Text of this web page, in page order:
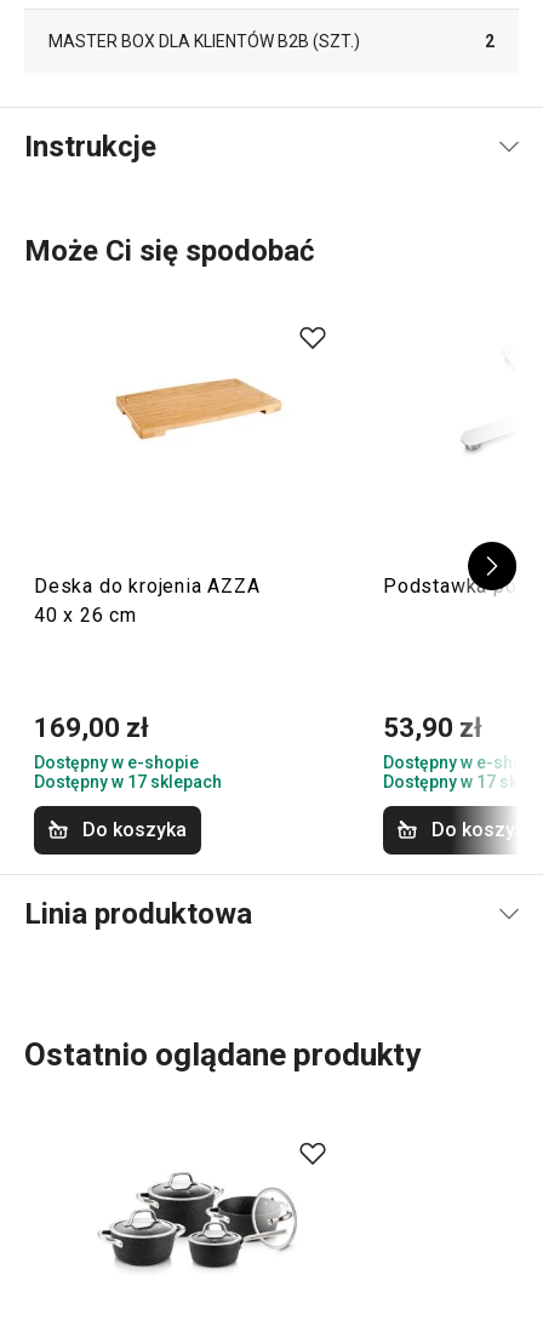
MASTER BOX DLA KLIENTÓW B2B (SZT.) 2
Instrukcje
Może Ci się spodobać
Deska do krojenia AZZA
40 x 26 cm
169,00 zł
Dostępny w e-shopie
Dostępny w 17 sklepach
Do koszyka
Podstawka pod
53,90 zł
Dostępny w e-
Dostępny w 17
Do koszyka
Linia produktowa
nieprzywierającą na zewnątrz i wewnątrz są idealne do
codziennego intensywnego użytkowania. Wewnętrzna
powierzchnia naczyń, która przypomina nieoszlifowany
naturalny kamień, jest odporna także na działanie
nieostrych akcesoriów kuchennych. Możesz gotować oraz
Ostatnio oglądane produkty